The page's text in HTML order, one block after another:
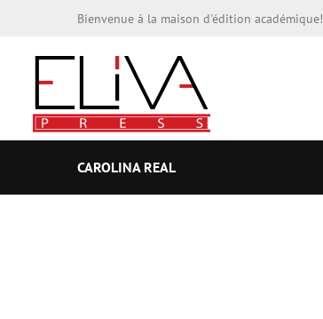
Bienvenue à la maison d'édition académique!
CAROLINA REAL